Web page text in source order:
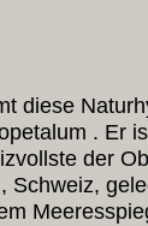
diese
. Er
der
Schweiz,